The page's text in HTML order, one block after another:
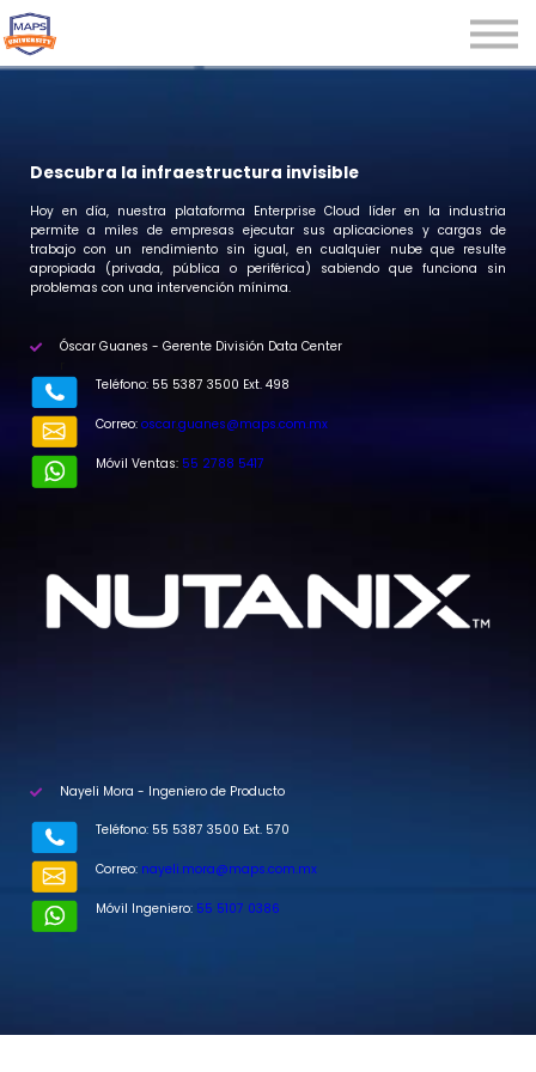
Seminarios
Iniciar sesión
Registrarse
Descubra la infraestructura invisible
Hoy en día, nuestra plataforma Enterprise Cloud líder en la industria
permite a miles de empresas ejecutar sus aplicaciones y cargas de
trabajo con un rendimiento sin igual, en cualquier nube que resulte
apropiada (privada, pública o periférica) sabiendo que funciona sin
problemas con una intervención mínima.
Óscar Guanes - Gerente División Data Center
Teléfono: 55 5387 3500 Ext. 498
Correo: oscar.guanes@maps.com.mx
Móvil Ventas: 55 2788 5417
Nayeli Mora - Ingeniero de Producto
Teléfono: 55 5387 3500 Ext. 570
Correo: nayeli.mora@maps.com.mx
Móvil Ingeniero: 55 5107 0386